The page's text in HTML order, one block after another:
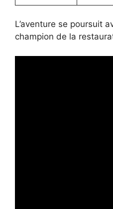
L’aventure se poursuit
champion de la